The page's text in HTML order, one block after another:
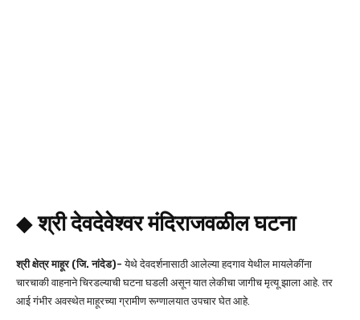
◆श्री देवदेवेश्वर मंदिराजवळील घटना
श्री क्षेत्र माहूर (जि. नांदेड)- येथे देवदर्शनासाठी आलेल्या हदगाव येथील मायलेकींना
चारचाकी वाहनाने चिरडल्याची घटना घडली असून यात लेकीचा जागीच मृत्यू झाला आहे. तर
आई गंभीर अवस्थेत माहूरच्या ग्रामीण रूग्णालयात उपचार घेत आहे.